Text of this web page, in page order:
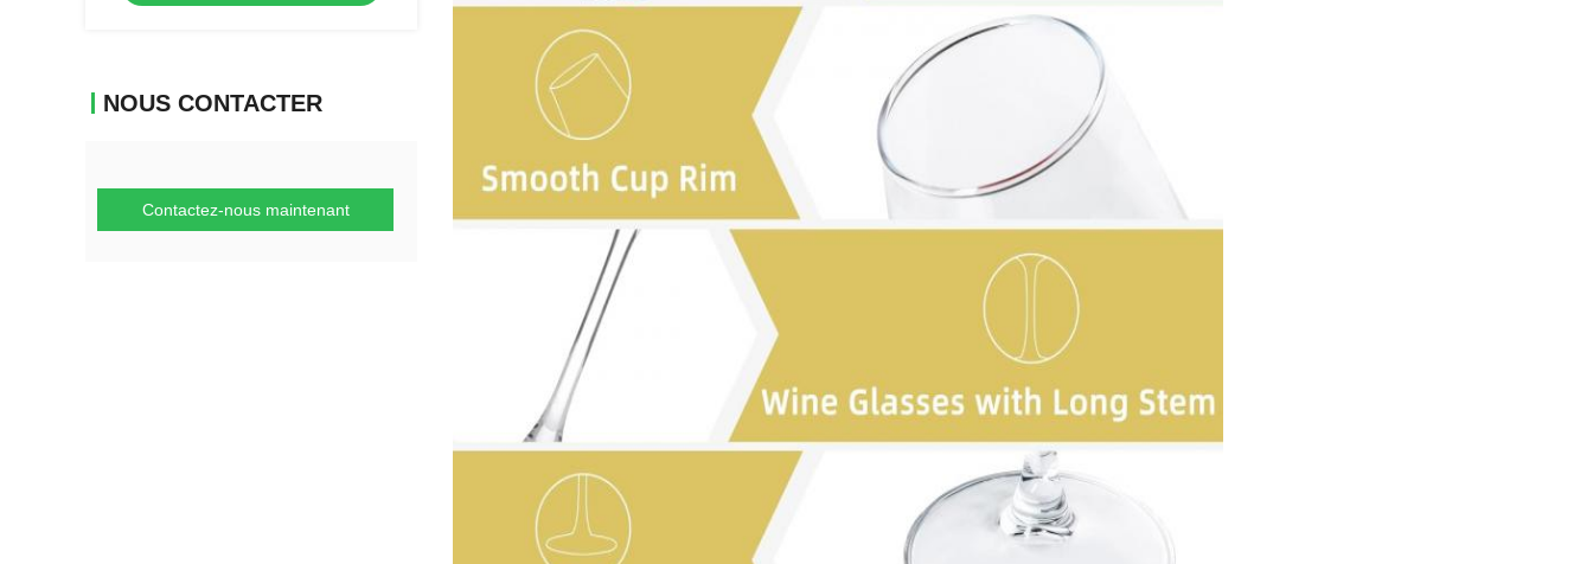
NOUS CONTACTER
Contactez-nous maintenant